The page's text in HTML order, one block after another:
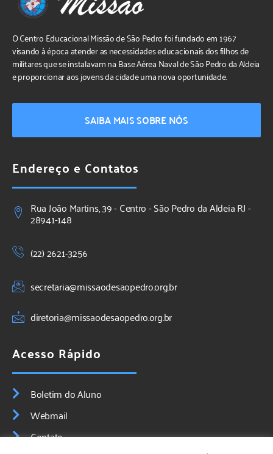
O Centro Educacional Missão de São Pedro foi fundado em 1967
visando à época atender as necessidades educacionais dos filhos de
militares que se instalavam na Base Aérea Naval de São Pedro da Aldeia
e proporcionar aos jovens da cidade uma nova oportunidade.
SAIBA MAIS SOBRE NÓS
Endereço e Contatos
Rua João Martins, 39 - Centro - São Pedro da Aldeia RJ -
28941-148
(22) 2621-3256
secretaria@missaodesaopedro.org.br
diretoria@missaodesaopedro.org.br
Acesso Rápido
Boletim do Aluno
Webmail
Contato